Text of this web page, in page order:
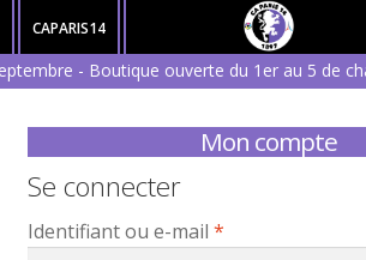
la
contenu
CAPARIS14
HOMME
ENFANT
- Boutique ouverte du 1er au 5 de
- livraison 15 jours ouvrés à partir du 6
Mon compte
Se connecter
Identifiant ou e-mail *Obligatoire